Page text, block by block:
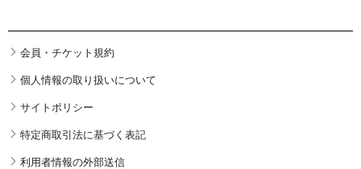
会員・チケット規約
個人情報の取り扱いについて
サイトポリシー
特定商取引法に基づく表記
利用者情報の外部送信